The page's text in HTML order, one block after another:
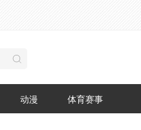
动漫 体育赛事